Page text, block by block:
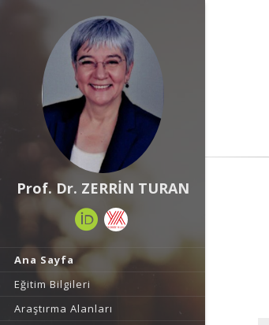
Prof. Dr. ZERRİN TURAN
Ana Sayfa
Eğitim Bilgileri
Araştırma Alanları